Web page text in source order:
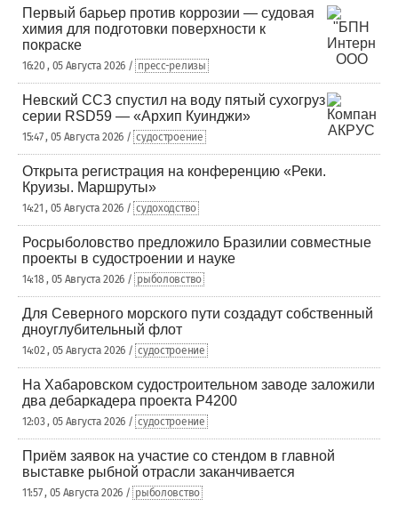
Первый барьер против коррозии — судовая
химия для подготовки поверхности к
покраске
16:20 , 05 Августа 2026 / пресс-релизы
Невский ССЗ спустил на воду пятый сухогруз
серии RSD59 — «Архип Куинджи»
15:47 , 05 Августа 2026 / судостроение
Открыта регистрация на конференцию «Реки.
Круизы. Маршруты»
14:21 , 05 Августа 2026 / судоходство
Росрыболовство предложило Бразилии совместные
проекты в судостроении и науке
14:18 , 05 Августа 2026 / рыболовство
Для Северного морского пути создадут собственный
дноуглубительный флот
14:02 , 05 Августа 2026 / судостроение
На Хабаровском судостроительном заводе заложили
два дебаркадера проекта Р4200
12:03 , 05 Августа 2026 / судостроение
Приём заявок на участие со стендом в главной
выставке рыбной отрасли заканчивается
11:57 , 05 Августа 2026 / рыболовство